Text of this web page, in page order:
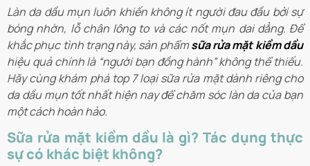
Làn da dầu mụn luôn khiến không ít người đau đầu bởi sự
bóng nhờn, lỗ chân lông to và các nốt mụn dai dẳng. Để
khắc phục tình trạng này, sản phẩmsữa rửa mặt kiềm dầu
hiệu quả chính là “người bạn đồng hành” không thể thiếu.
Hãy cùng khám phá top 7 loại sữa rửa mặt dành riêng cho
da dầu mụn tốt nhất hiện nay để chăm sóc làn da của bạn
một cách hoàn hảo.
Sữa rửa mặt kiềm dầu là gì? Tác dụng thực
sự có khác biệt không?